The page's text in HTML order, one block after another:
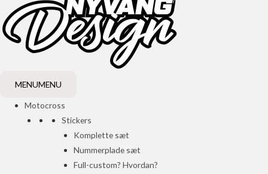
MENUMENU
Motocross
Stickers
Komplette sæt
Nummerplade sæt
Full-custom? Hvordan?